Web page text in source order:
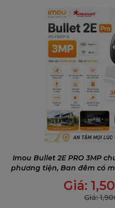
Imou Bullet 2E PRO 3MP
phương tiện, Ban đêm có
Giá:
Giá: